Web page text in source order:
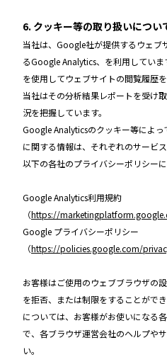
6. クッキー等の取り扱いについ
当社は、Google社が提供するウェブ
るGoogle Analytics、を利用してい
を使用してウェブサイトの閲覧履歴
当社はその分析結果レポートを受け
況を把握しています。
Google Analyticsのクッキー等によ
に関する情報は、それぞれのサービ
以下の各社のプライバシーポリシー
Google Analytics利用規約
（https://
Google プライバシーポリシー
（https://policies.google.com/
お客様はご使用のウェブブラウザの
を拒否、または制限をすることがで
については、お客様がお使いになる
で、各ブラウザ運営会社のヘルプや
い。